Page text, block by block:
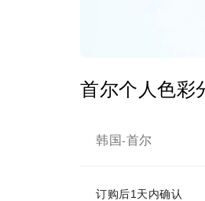
首尔个人色彩
韩国-首尔
订购后1天内确认